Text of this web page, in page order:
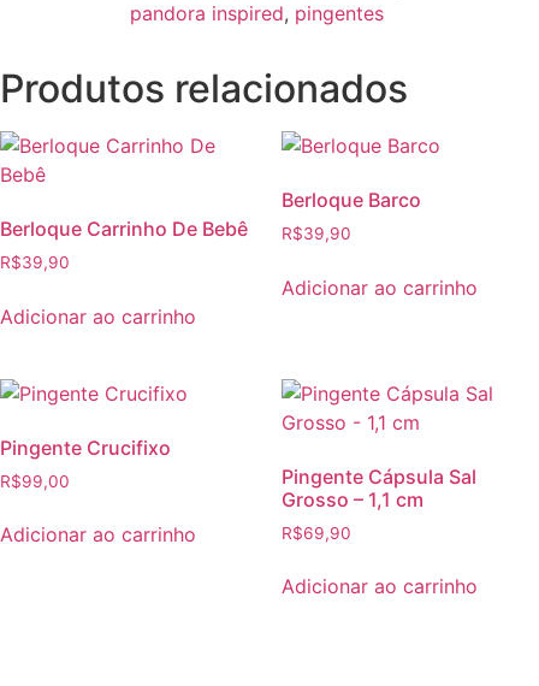
pandora inspired, pingentes
Produtos relacionados
Berloque Carrinho De Bebê
R$39,90
Adicionar ao carrinho
Berloque Barco
R$39,90
Adicionar ao carrinho
Pingente Crucifixo
R$99,00
Adicionar ao carrinho
Pingente Cápsula Sal
Grosso – 1,1 cm
R$69,90
Adicionar ao carrinho